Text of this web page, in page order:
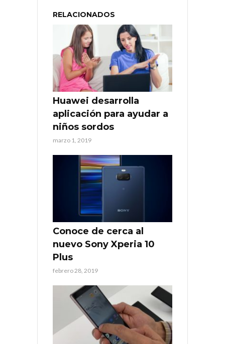
RELACIONADOS
Huawei desarrolla
aplicación para ayudar a
niños sordos
marzo 1, 2019
Conoce de cerca al
nuevo Sony Xperia 10
Plus
febrero 28, 2019